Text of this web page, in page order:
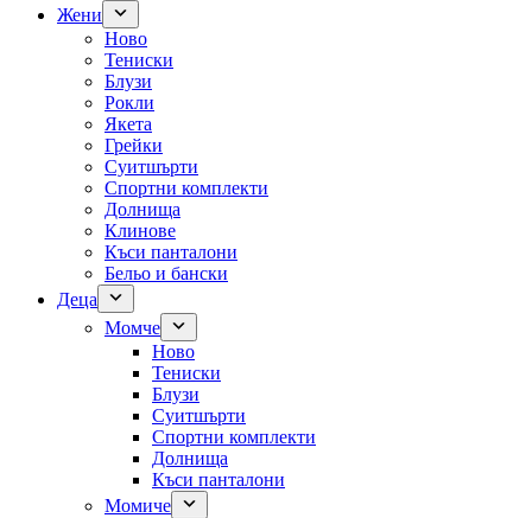
Жени
Ново
Тениски
Блузи
Рокли
Якета
Грейки
Суитшърти
Спортни комплекти
Долнища
Клинове
Къси панталони
Бельо и бански
Деца
Момче
Ново
Тениски
Блузи
Суитшърти
Спортни комплекти
Долнища
Къси панталони
Момиче